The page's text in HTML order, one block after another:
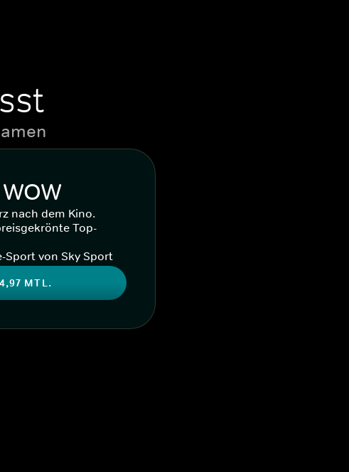
nach dem Kino.
Top-
Sport von Sky Sport
MTL.